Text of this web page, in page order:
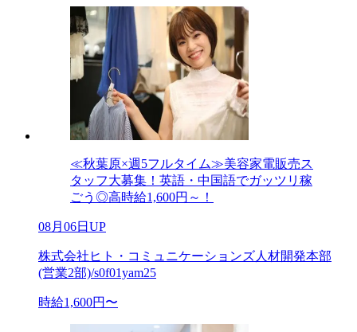
≪秋葉原×週5フルタイム≫美容家電販売ス
タッフ大募集！英語・中国語でガッツリ稼
ごう◎高時給1,600円～！
08月06日UP
株式会社ヒト・コミュニケーションズ人材開発本部
(営業2部)/s0f01yam25
時給1,600円〜